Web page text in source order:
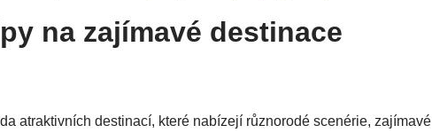
na zajímavé destinace
atraktivních destinací, které nabízejí různorodé scenérie, zajímavé